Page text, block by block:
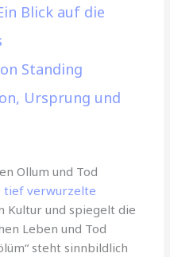
Blick auf die
Standing
Ursprung und
Ollum und Tod
tief verwurzelte
Kultur und spiegelt die
Leben und Tod
steht sinnbildlich